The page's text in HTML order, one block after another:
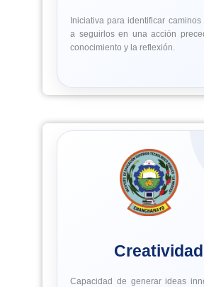
Iniciativa para identificar caminos
a seguirlos en una acción
conocimiento y la reflexión.
Creatividad
Capacidad de generar ideas